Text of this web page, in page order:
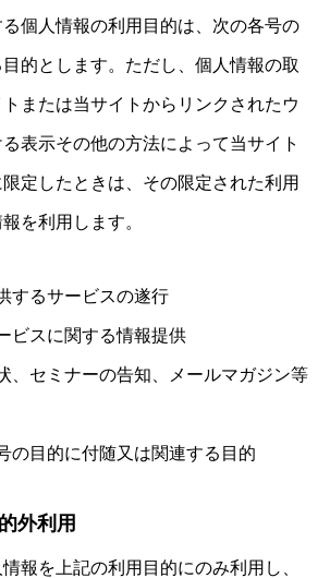
個人情報の利用目的は、次の各号の
的とします。ただし、個人情報の取
または当サイトからリンクされたウ
表示その他の方法によって当サイト
定したときは、その限定された利用
を利用します。
するサービスの遂行
ビスに関する情報提供
、セミナーの告知、メールマガジン等
の目的に付随又は関連する目的
外利用
報を上記の利用目的にのみ利用し、